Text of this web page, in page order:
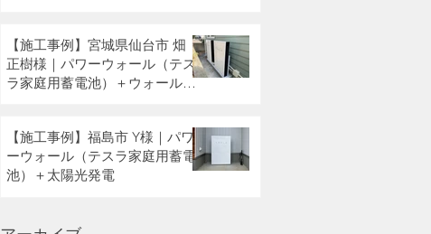
【施工事例】宮城県仙台市 畑
正樹様｜パワーウォール（テス
ラ家庭用蓄電池）＋ウォールコ
【施工事例】福島市 Y様｜パワ
ーウォール（テスラ家庭用蓄電
池）＋太陽光発電